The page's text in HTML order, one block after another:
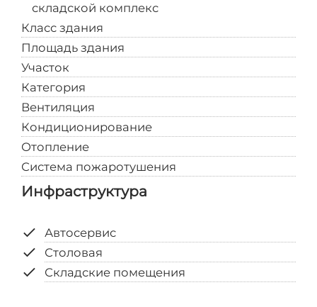
складской комплекс
Класс здания
Площадь здания
Участок
КатегорияДействующее
Вентиляция
Кондиционирование
Нет
Отопление
Система пожаротушения
Нет
Инфраструктура
check Автосервис
check Столовая
check Складские помещения